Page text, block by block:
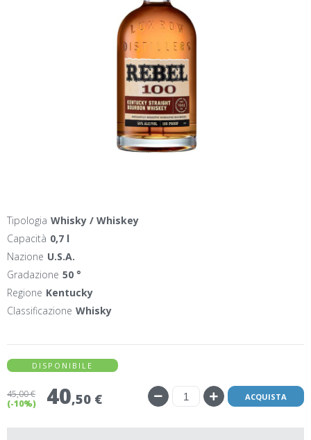
Tipologia Whisky / Whiskey
Capacità 0,7 l
Nazione U.S.A.
Gradazione 50 °
Regione Kentucky
Classificazione Whisky
DISPONIBILE
45,00 €
(-10%)
40,50 € ACQUISTA